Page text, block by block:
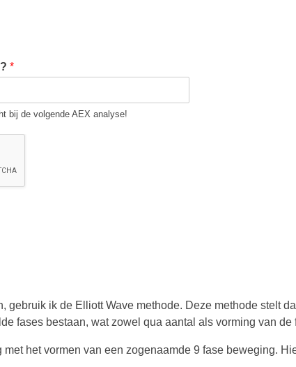
*
bij de volgende AEX analyse!
gebruik ik de Elliott Wave methode. Deze methode stelt
fases bestaan, wat zowel qua aantal als vorming van
het vormen van een zogenaamde 9 fase beweging.